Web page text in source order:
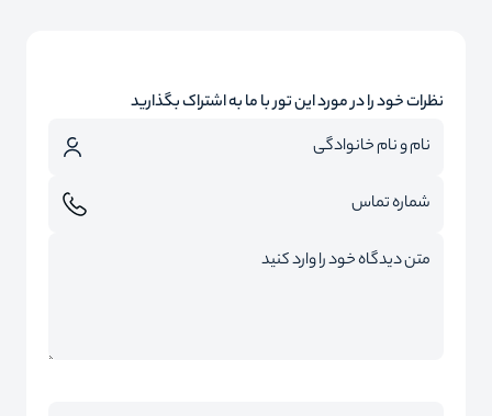
نظرات خود را در مورد این تور با ما به اشتراک بگذارید